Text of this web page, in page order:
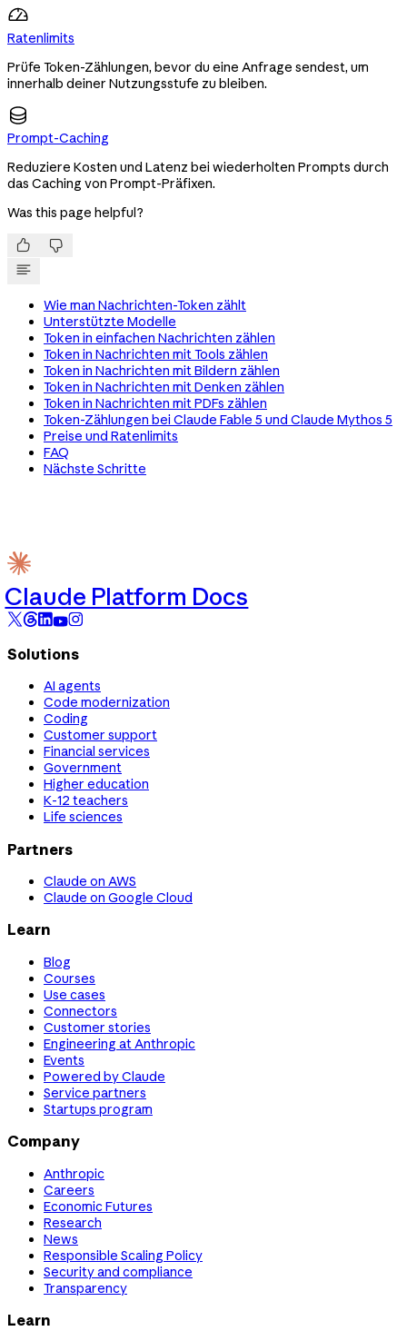
Ratenlimits
Prüfe Token-Zählungen, bevor du eine Anfrage sendest, um
innerhalb deiner Nutzungsstufe zu bleiben.
Prompt-Caching
Reduziere Kosten und Latenz bei wiederholten Prompts durch
das Caching von Prompt-Präfixen.
Was this page helpful?
 
Wie man Nachrichten-Token zählt
Unterstützte Modelle
Token in einfachen Nachrichten zählen
Token in Nachrichten mit Tools zählen
Token in Nachrichten mit Bildern zählen
Token in Nachrichten mit Denken zählen
Token in Nachrichten mit PDFs zählen
Token-Zählungen bei Claude Fable 5 und Claude Mythos 5
Preise und Ratenlimits
FAQ
Nächste Schritte
Claude Platform Docs
Solutions
AI agents
Code modernization
Coding
Customer support
Financial services
Government
Higher education
K-12 teachers
Life sciences
Partners
Claude on AWS
Claude on Google Cloud
Learn
Blog
Courses
Use cases
Connectors
Customer stories
Engineering at Anthropic
Events
Powered by Claude
Service partners
Startups program
Company
Anthropic
Careers
Economic Futures
Research
News
Responsible Scaling Policy
Security and compliance
Transparency
Learn